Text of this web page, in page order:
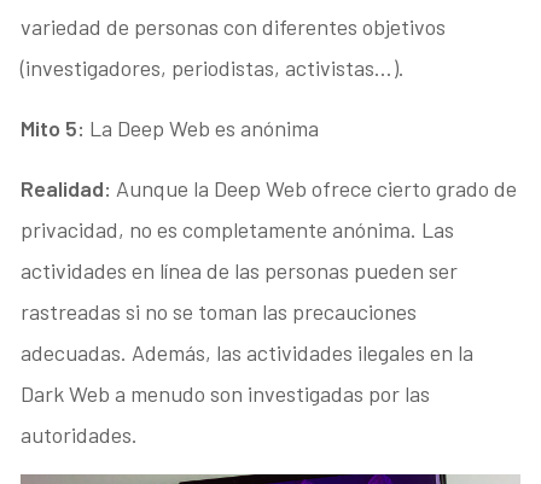
variedad de personas con diferentes objetivos
(investigadores, periodistas, activistas…).
Mito 5: La Deep Web es anónima
Realidad: Aunque la Deep Web ofrece cierto grado de
privacidad, no es completamente anónima. Las
actividades en línea de las personas pueden ser
rastreadas si no se toman las precauciones
adecuadas. Además, las actividades ilegales en la
Dark Web a menudo son investigadas por las
autoridades.